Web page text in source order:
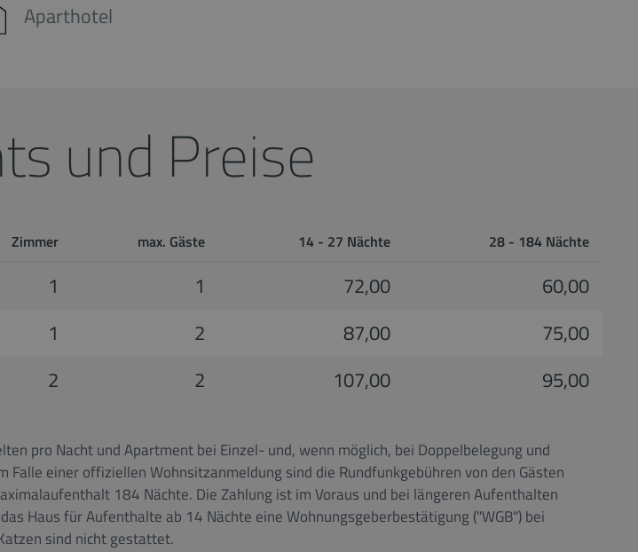
Aparthotel
und Preise
Zimmer max. Gäste 14 - 27 Nächte 28 - 184 Nächte
1 1 72,00
60,00
1 2 87,00
75,00
2 2 107,00 95,00
pro Nacht und Apartment bei Einzel- und, wenn möglich, bei Doppelbelegung und
einer offiziellen Wohnsitzanmeldung sind die Rundfunkgebühren von den Gästen
184 Nächte. Die Zahlung ist im Voraus und bei längeren Aufenthalten
Haus für Aufenthalte ab 14 Nächte eine Wohnungsgeberbestätigung ("WGB") bei
sind nicht gestattet.